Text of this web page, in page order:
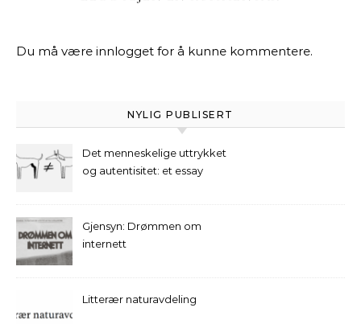
Du må være innlogget for å kunne kommentere.
NYLIG PUBLISERT
Det menneskelige uttrykket
og autentisitet: et essay
Gjensyn: Drømmen om
internett
Litterær naturavdeling